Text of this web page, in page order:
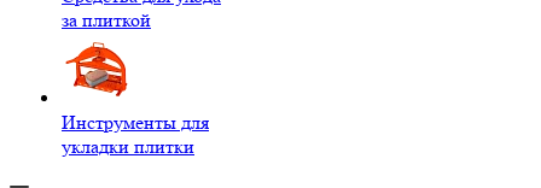
за плиткой
Инструменты для
укладки плитки